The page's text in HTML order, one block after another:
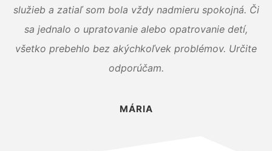
služieb a zatiaľ som bola vždy nadmieru spokojná. Či
sa jednalo o upratovanie alebo opatrovanie detí,
všetko prebehlo bez akýchkoľvek problémov. Určite
odporúčam.
MÁRIA